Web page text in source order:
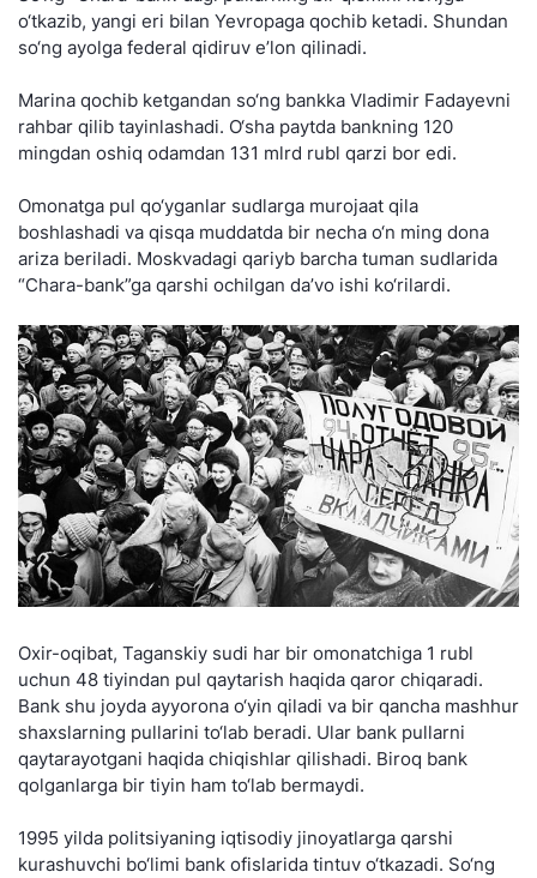
o‘tkazib, yangi eri bilan Yevropaga qochib ketadi. Shundan
so‘ng ayolga federal qidiruv e’lon qilinadi.
Marina qochib ketgandan so‘ng bankka Vladimir Fadayevni
rahbar qilib tayinlashadi. O‘sha paytda bankning 120
mingdan oshiq odamdan 131 mlrd rubl qarzi bor edi.
Omonatga pul qo‘yganlar sudlarga murojaat qila
boshlashadi va qisqa muddatda bir necha o‘n ming dona
ariza beriladi. Moskvadagi qariyb barcha tuman sudlarida
“Chara-bank”ga qarshi ochilgan da’vo ishi ko‘rilardi.
Oxir-oqibat, Taganskiy sudi har bir omonatchiga 1 rubl
uchun 48 tiyindan pul qaytarish haqida qaror chiqaradi.
Bank shu joyda ayyorona o‘yin qiladi va bir qancha mashhur
shaxslarning pullarini to‘lab beradi. Ular bank pullarni
qaytarayotgani haqida chiqishlar qilishadi. Biroq bank
qolganlarga bir tiyin ham to‘lab bermaydi.
1995 yilda politsiyaning iqtisodiy jinoyatlarga qarshi
kurashuvchi bo‘limi bank ofislarida tintuv o‘tkazadi. So‘ng